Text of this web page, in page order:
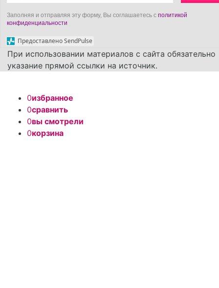
Заполняя и отправляя эту форму, Вы соглашаетесь с политикой
конфиденциальности
Предоставлено SendPulse
При использовании материалов с сайта обязательно
указание прямой ссылки на источник.
0избранное
0сравнить
0вы смотрели
0корзина